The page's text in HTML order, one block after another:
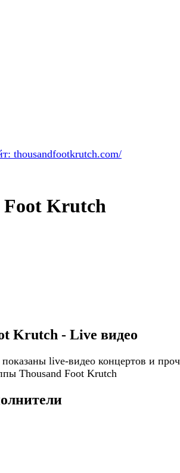
thousandfootkrutch.com/
Foot Krutch
Krutch - Live видео
live-видео концертов и
Thousand Foot Krutch